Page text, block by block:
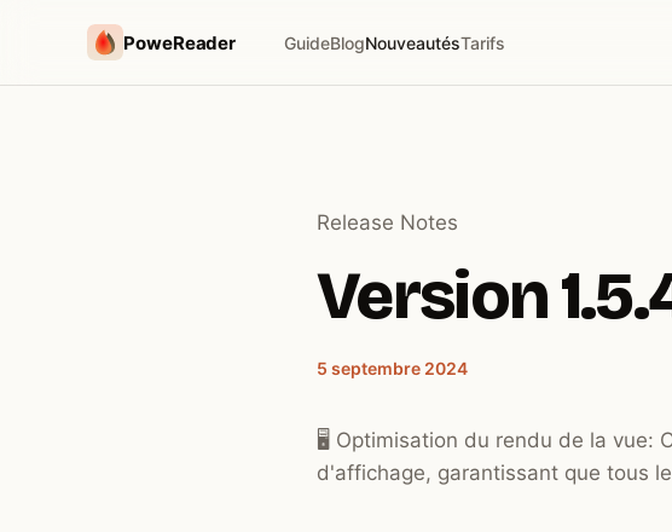
PoweReader GuideBlogNouveautésTarifs
Release Notes
Version
5 septembre 2024
🖥️ Optimisation du rendu de la vue:
d'affichage, garantissant que tous